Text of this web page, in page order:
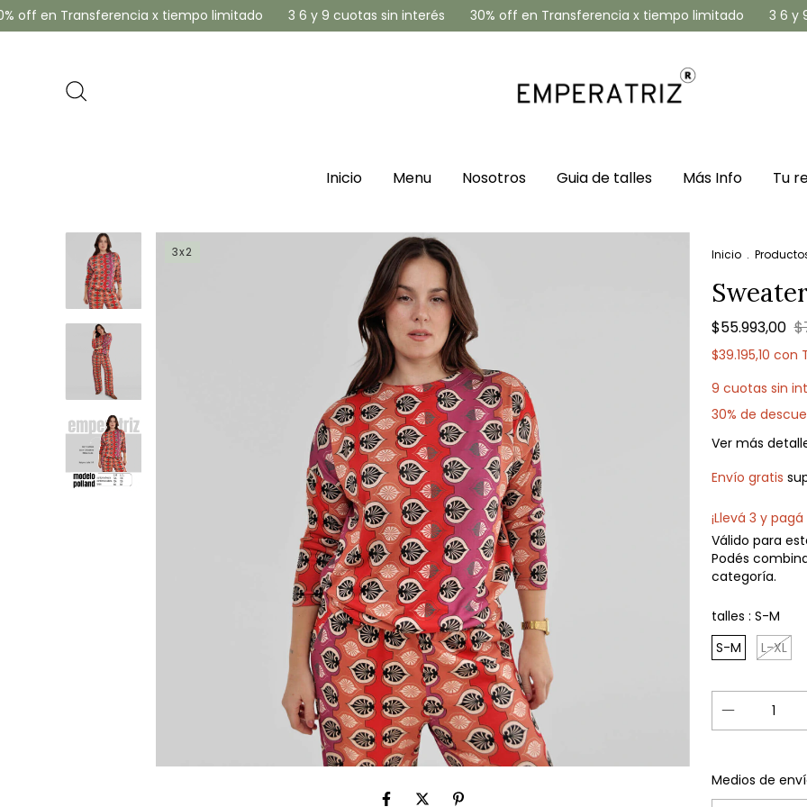
en Transferencia x tiempo limitado 3 6 y 9 cuotas sin interés 30% off en Transferencia x tiempo limitado 3 6 y 9
Inicio Menu Nosotros Guia de talles Más Info Tu
3x2 Inicio .
$55.993,00
$39.195,10 con
9 cuotas sin
30% de
Ver más
Envío gratis
¡Llevá 3 y pagá
Válido para
Podés
categoría.
talles : S-M
S-M
L-XL
Entregas para
Medios de